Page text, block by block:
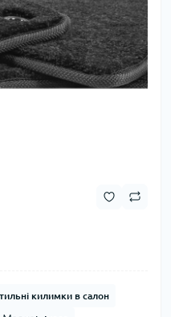
килимки в салон